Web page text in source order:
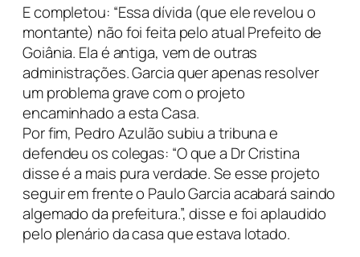
E completou: “Essa dívida (que ele revelou o
montante) não foi feita pelo atual Prefeito de
Goiânia. Ela é antiga, vem de outras
administrações. Garcia quer apenas resolver
um problema grave com o projeto
encaminhado a esta Casa.
Por fim, Pedro Azulão subiu a tribuna e
defendeu os colegas: “O que a Dr Cristina
disse é a mais pura verdade. Se esse projeto
seguir em frente o Paulo Garcia acabará saindo
algemado da prefeitura.”, disse e foi aplaudido
pelo plenário da casa que estava lotado.